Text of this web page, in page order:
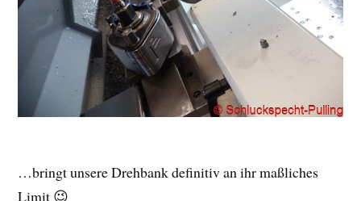
…bringt unsere Drehbank definitiv an ihr maßliches
Limit 😉